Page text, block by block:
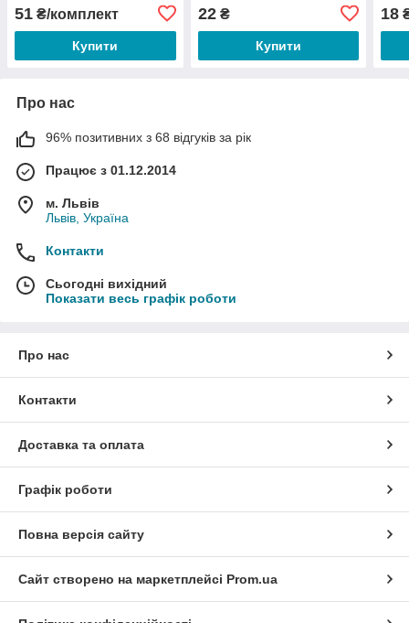
51 ₴/комплект
Купити
22₴
Купити
18
Про нас
96% позитивних з 68 відгуків за рік
Працює з 01.12.2014
м. Львів
Львів, Україна
Контакти
Сьогодні вихідний
Показати весь графік роботи
Про нас
Контакти
Доставка та оплата
Графік роботи
Повна версія сайту
Сайт створено на маркетплейсі Prom.ua